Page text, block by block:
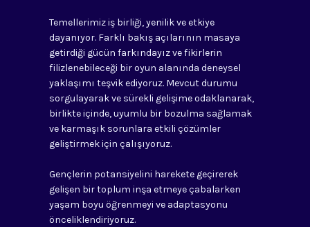
Temellerimiz iş birliği, yenilik ve etkiye
dayanıyor. Farklı bakış açılarının masaya
getirdiği gücün farkındayız ve fikirlerin
filizlenebileceği bir oyun alanında deneysel
yaklaşımı teşvik ediyoruz. Mevcut durumu
sorgulayarak ve sürekli gelişime odaklanarak,
birlikte içinde, uyumlu bir bozulma sağlamak
ve karmaşık sorunlara etkili çözümler
geliştirmek için çalışıyoruz.
Gençlerin potansiyelini harekete geçirerek
gelişen bir toplum inşa etmeye çabalarken
yaşam boyu öğrenmeyi ve adaptasyonu
önceliklendiriyoruz.